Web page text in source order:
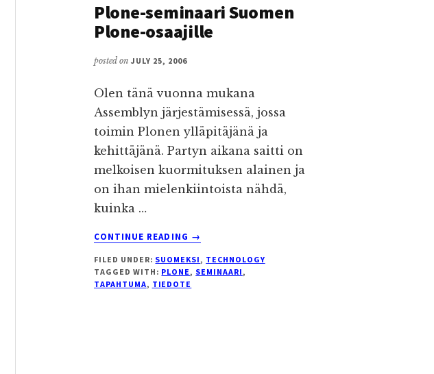
Plone-seminaari Suomen
Plone-osaajille
posted on JULY 25, 2006
Olen tänä vuonna mukana
Assemblyn järjestämisessä, jossa
toimin Plonen ylläpitäjänä ja
kehittäjänä. Partyn aikana saitti on
melkoisen kuormituksen alainen ja
on ihan mielenkiintoista nähdä,
kuinka …
CONTINUE READING
ABOUT
SEMINAARI
SUOMEN
→
FILED UNDER: SUOMEKSI, TECHNOLOGY
TAGGED WITH: PLONE, SEMINAARI,
TAPAHTUMA, TIEDOTE